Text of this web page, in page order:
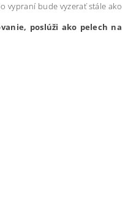
vypraní bude vyzerať stále ako
poslúži ako pelech na